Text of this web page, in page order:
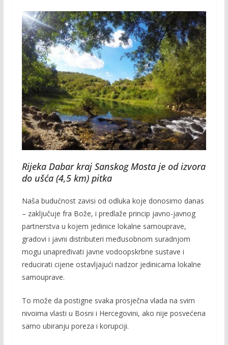
Rijeka Dabar kraj Sanskog Mosta je od izvora
do ušća (4,5 km) pitka
Naša budućnost zavisi od odluka koje donosimo danas
– zaključuje fra Bože, i predlaže princip javno-javnog
partnerstva u kojem jedinice lokalne samouprave,
gradovi i javni distributeri međusobnom suradnjom
mogu unapređivati javne vodoopskrbne sustave i
reducirati cijene ostavljajući nadzor jedinicama lokalne
samouprave.
To može da postigne svaka prosječna vlada na svim
nivoima vlasti u Bosni i Hercegovini, ako nije posvećena
samo ubiranju poreza i korupciji.